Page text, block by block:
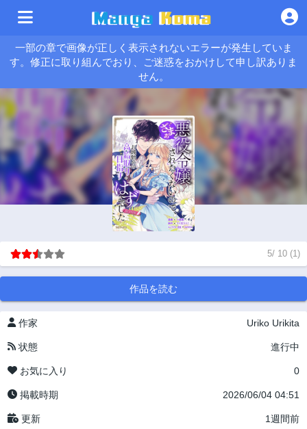
一部の章で画像が正しく表示されないエラーが発生していま
す。修正に取り組んでおり、ご迷惑をおかけして申し訳ありま
せん。
5/ 10 (1)
作品を読む
作家 Uriko Urikita
状態 進行中
お気に入り 0
掲載時期 2026/06/04 04:51
更新 1週間前